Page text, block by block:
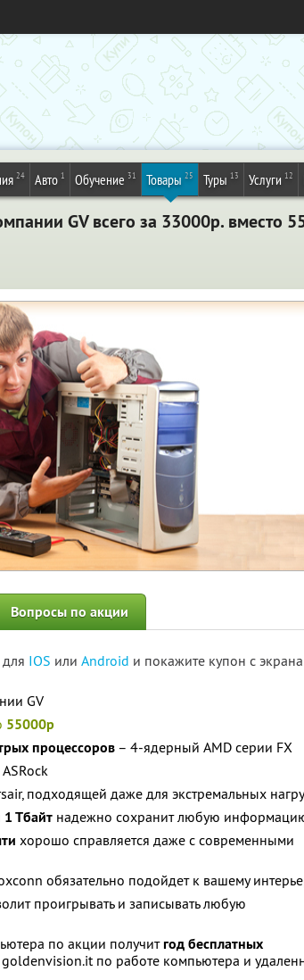
24 Авто 1 Обучение 31 Товары 25 Туры 13 Услуги 12
GV всего за 33000р. вместо
Вопросы по акции
IOS или Android и покажите купон с экрана
GV
55000р
процессоров – 4-ядерный AMD серии FX
подходящей даже для экстремальных
Тбайт надежно сохранит любую
хорошо справляется даже с современными
обязательно подойдет к вашему
проигрывать и записывать любую
по акции получитгод бесплатных
goldenvision.it по работе компьютера и